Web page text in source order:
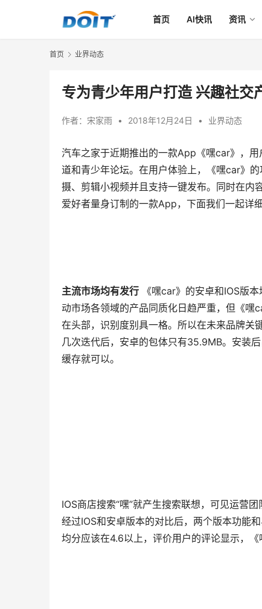
首页 AI快讯 资讯
首页 业界动态
专为青少年用户打造 兴趣社交
作者： 宋家雨 • 2018年12月24日 • 业界动态
汽车之家于近期推出的一款App《嘿car》，
道和青少年论坛。在用户体验上，《嘿car》
摄、剪辑小视频并且支持一键发布。同时在内
爱好者量身订制的一款App，下面我们一起详细
主流市场均有发行 《嘿car》的安卓和IOS版本
动市场各领域的产品同质化日趋严重，但《
在头部，识别度别具一格。所以在未来品牌关
几次迭代后，安卓的包体只有35.9MB。安装
缓存就可以。
IOS商店搜索“嘿”就产生搜索联想，可见运营
经过IOS和安卓版本的对比后，两个版本功能
均分应该在4.6以上，评价用户的评论显示，《